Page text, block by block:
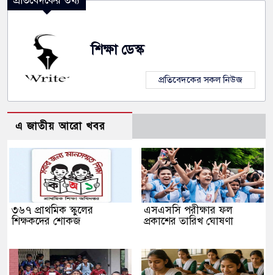
শিক্ষা ডেস্ক
প্রতিবেদকের সকল নিউজ
এ জাতীয় আরো খবর
৩৬৭ প্রাথমিক স্কুলের
শিক্ষকদের শোকজ
এসএসসি পরীক্ষার ফল
প্রকাশের তারিখ ঘোষণা